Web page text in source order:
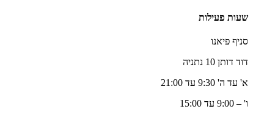
שעות פעילות
סניף פיאנו
דוד דותן 10 נתניה
א' עד ה' 9:30 עד 21:00
ו' – 9:00 עד 15:00